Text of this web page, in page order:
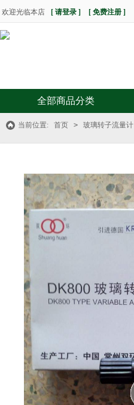
欢迎光临本店 [ 请登录 ] [ 免费注册 ]
全部商品分类
当前位置: 首页 > 玻璃转子流量计